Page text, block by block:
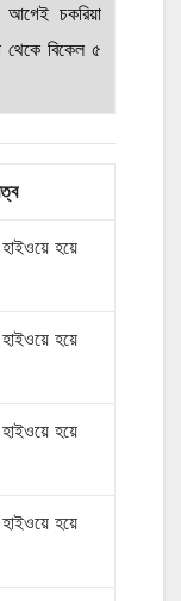
আগেই চকরিয়া
থেকে বিকেল ৫
হয়ে
হয়ে
হয়ে
হয়ে